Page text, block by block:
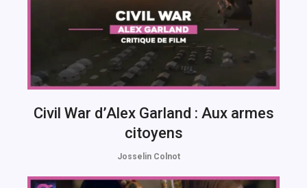
Civil War d’Alex Garland : Aux armes
citoyens
Josselin Colnot